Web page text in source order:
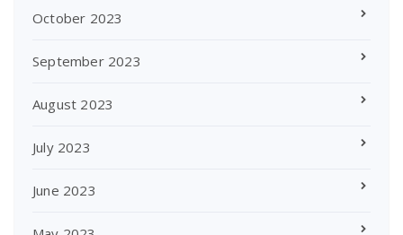
October 2023
September 2023
August 2023
July 2023
June 2023